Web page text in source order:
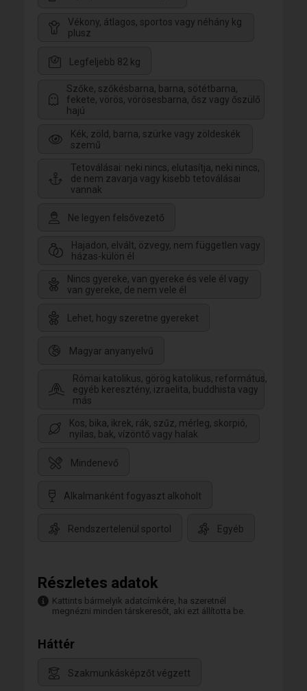
Vékony, átlagos, sportos vagy néhány kg
plusz
Legfeljebb 82 kg
Szőke, szőkésbarna, barna, sötétbarna,
fekete, vörös, vörösesbarna, ősz vagy őszülő
hajú
Kék, zöld, barna, szürke vagy zöldeskék
szemű
Tetoválásai: neki nincs, elutasítja, neki nincs,
de nem zavarja vagy kisebb tetoválásai
vannak
Ne legyen felsővezető
Hajadon, elvált, özvegy, nem független vagy
házas-külön él
Nincs gyereke, van gyereke és vele él vagy
van gyereke, de nem vele él
Lehet, hogy szeretne gyereket
Magyar anyanyelvű
Római katolikus, görög katolikus, református,
egyéb keresztény, izraelita, buddhista vagy
más
Kos, bika, ikrek, rák, szűz, mérleg, skorpió,
nyilas, bak, vízöntő vagy halak
Mindenevő
Alkalmanként fogyaszt alkoholt
Rendszertelenül sportol Egyéb
Részletes adatok
Kattints bármelyik adatcímkére, ha szeretnél
megnézni minden társkeresőt, aki ezt állította be.
Háttér
Szakmunkásképzőt végzett